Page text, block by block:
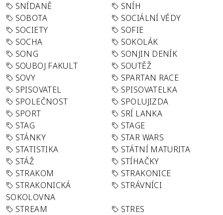
SNÍDANĚ
SNÍH
SOBOTA
SOCIÁLNÍ VĚDY
SOCIETY
SOFIE
SOCHA
SOKOLÁK
SONG
SONJIN DENÍK
SOUBOJ FAKULT
SOUTĚŽ
SOVY
SPARTAN RACE
SPISOVATEL
SPISOVATELKA
SPOLEČNOST
SPOLUJIZDA
SPORT
SRÍ LANKA
STAG
STAGE
STÁNKY
STAR WARS
STATISTIKA
STÁTNÍ MATURITA
STÁŽ
STÍHAČKY
STRAKOM
STRAKONICE
STRAKONICKÁ
SOKOLOVNA
STRÁVNÍCI
STREAM
STRES